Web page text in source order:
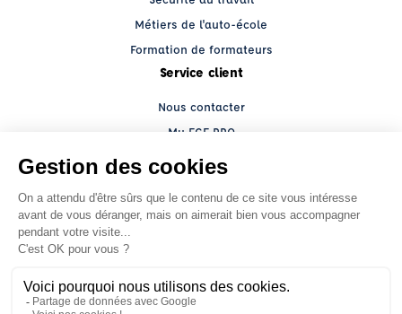
Métiers de l'auto-école
Formation de formateurs
Service client
Nous contacter
My ECF PRO
Espace client